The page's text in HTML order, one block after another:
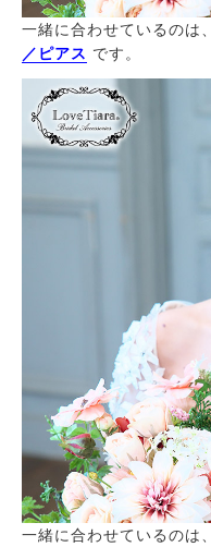
一緒に合わせているのは、
／ピアス です。
一緒に合わせているのは、